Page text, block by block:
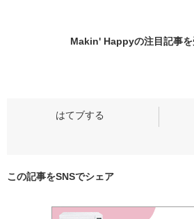
Makin' Happyの注目記事
この記事をSNSでシェア